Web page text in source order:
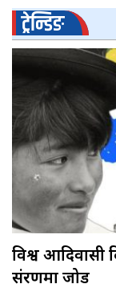
ट्रेन्डिङ
विश्व
संरक्षणमा जोड